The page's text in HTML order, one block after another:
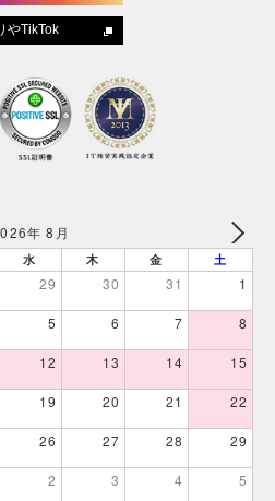
やTikTok
年 8月
水 木 金 土
29 30 31 1
5 6 7 8
12 13 14 15
19 20 21 22
26 27 28 29
2 3 4 5